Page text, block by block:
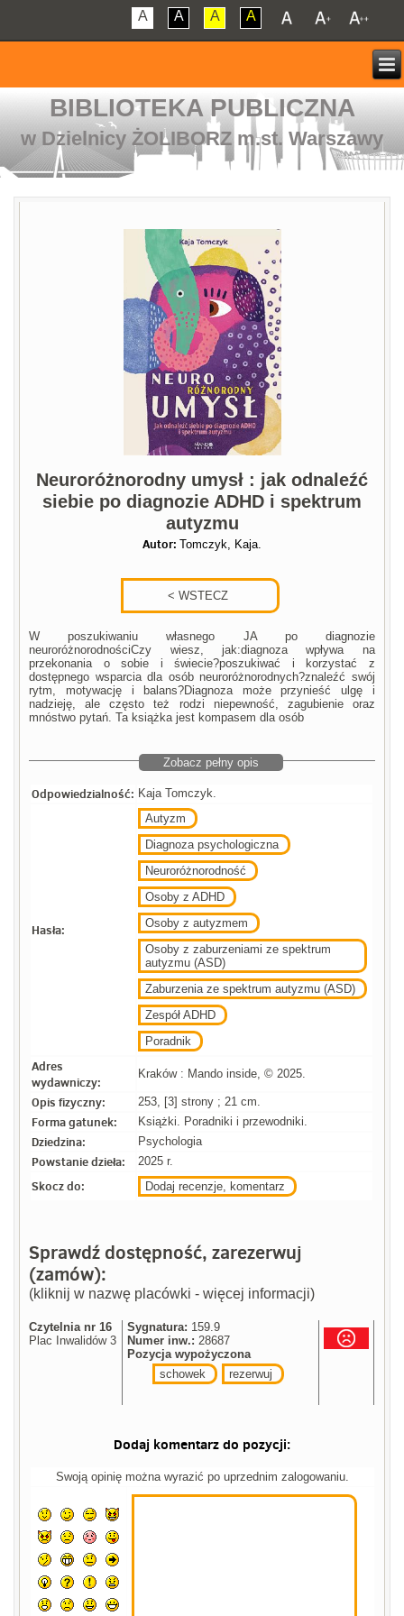
A A A A
BIBLIOTEKA PUBLICZNA
w Dzielnicy ŻOLIBORZ m.st. Warszawy
Neuroróżnorodny umysł : jak odnaleźć
siebie po diagnozie ADHD i spektrum
autyzmu
Autor: Tomczyk, Kaja.
W poszukiwaniu własnego JA po diagnozie
neuroróżnorodnościCzy wiesz, jak:diagnoza wpływa na
przekonania o sobie i świecie?poszukiwać i korzystać z
dostępnego wsparcia dla osób neuroróżnorodnych?znaleźć swój
rytm, motywację i balans?Diagnoza może przynieść ulgę i
nadzieję, ale często też rodzi niepewność, zagubienie oraz
mnóstwo pytań. Ta książka jest kompasem dla osób
Zobacz pełny opis
Odpowiedzialność: Kaja Tomczyk.
Hasła:
Autyzm
Diagnoza psychologiczna
Neuroróżnorodność
Osoby z ADHD
Osoby z autyzmem
Osoby z zaburzeniami ze spektrum
autyzmu (ASD)
Zaburzenia ze spektrum autyzmu (ASD)
Zespół ADHD
Poradnik
Adres
wydawniczy:
Kraków : Mando inside, © 2025.
Opis fizyczny: 253, [3] strony ; 21 cm.
Forma gatunek: Książki. Poradniki i przewodniki.
Dziedzina: Psychologia
Powstanie dzieła: 2025 r.
Skocz do: Dodaj recenzje, komentarz
Sprawdź dostępność, zarezerwuj
(zamów):
(kliknij w nazwę placówki - więcej informacji)
Czytelnia nr 16
Plac Inwalidów 3
Sygnatura: 159.9
Numer inw.: 28687
Pozycja wypożyczona
schowek
rezerwuj
Dodaj komentarz do pozycji:
Swoją opinię można wyrazić po uprzednim zalogowaniu.